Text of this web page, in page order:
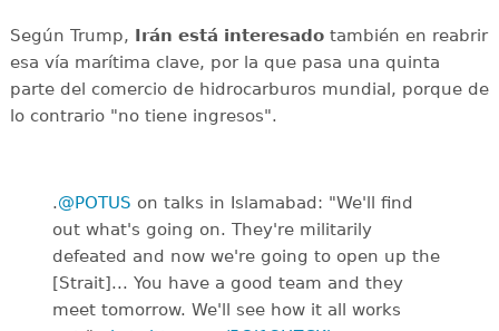
Según Trump, Irán está interesadotambién en reabrir
esa vía marítima clave, por la que pasa una quinta
parte del comercio de hidrocarburos mundial, porque de
lo contrario "no tiene ingresos".
.@POTUS on talks in Islamabad: "We'll find
out what's going on. They're militarily
defeated and now we're going to open up the
[Strait]... You have a good team and they
meet tomorrow. We'll see how it all works